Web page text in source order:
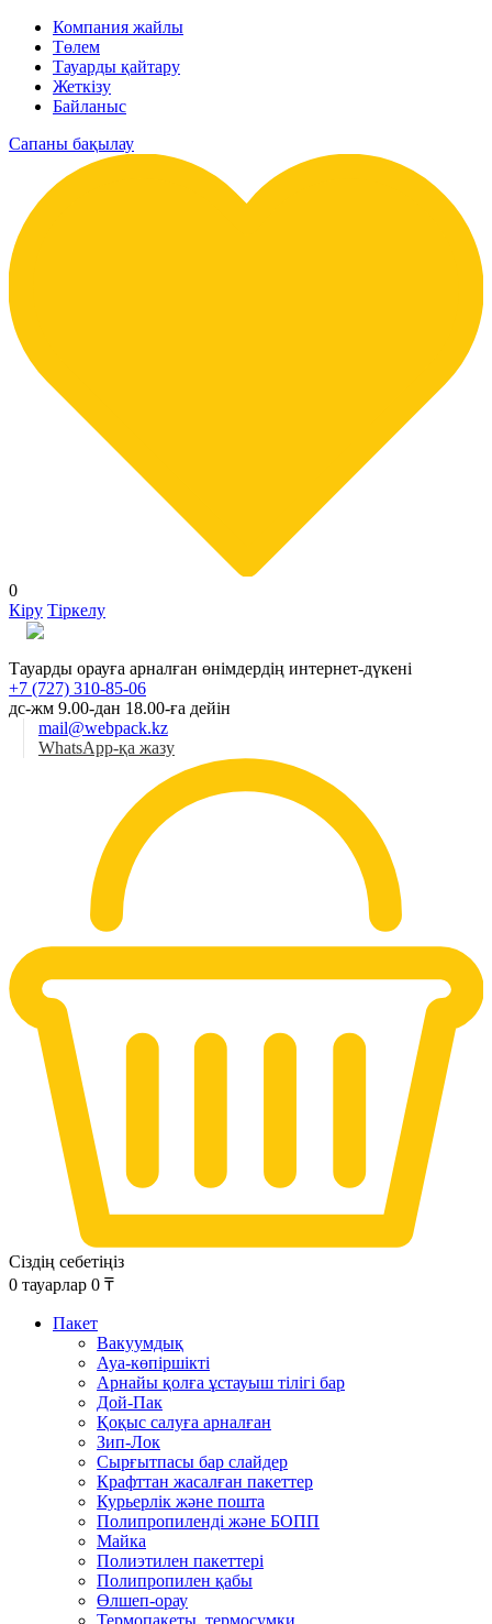
Компания жайлы
Төлем
Тауарды қайтару
Жеткізу
Байланыс
Сапаны бақылау
0
Кіру Тіркелу
Тауарды орауға арналған өнімдердің интернет-дүкені
+7 (727) 310-85-06
дс-жм 9.00-дан 18.00-ға дейін
mail@webpack.kz
WhatsApp-қа жазу
Сіздің себетіңіз
0 тауарлар 0 ₸
Пакет
Вакуумдық
Ауа-көпіршікті
Арнайы қолға ұстауыш тілігі бар
Дой-Пак
Қоқыс салуға арналған
Зип-Лок
Сырғытпасы бар слайдер
Крафттан жасалған пакеттер
Курьерлік және пошта
Полипропиленді және БОПП
Майка
Полиэтилен пакеттері
Полипропилен қабы
Өлшеп-орау
Термопакеты, термосумки